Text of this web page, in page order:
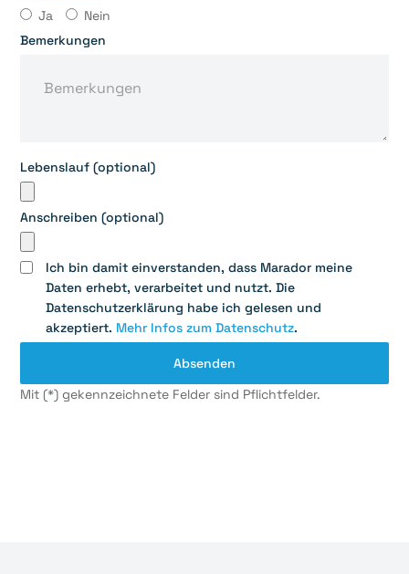
Ja
Nein
Bemerkungen
Lebenslauf (optional)
Anschreiben (optional)
Ich bin damit einverstanden, dass Marador meine
Daten erhebt, verarbeitet und nutzt. Die
Datenschutzerklärung habe ich gelesen und
akzeptiert. Mehr Infos zum Datenschutz.
Mit (*) gekennzeichnete Felder sind Pflichtfelder.